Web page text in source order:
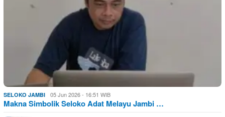
SELOKO JAMBI 05 Jun 2026 - 16:51 WIB
Makna Simbolik Seloko Adat Melayu Jambi …